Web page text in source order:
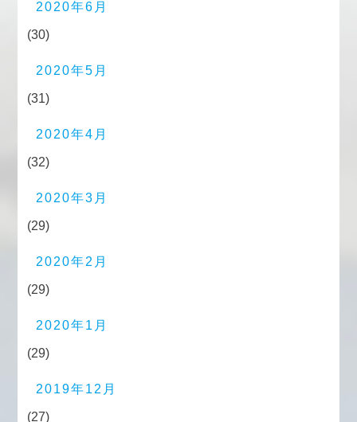
2020年6月
(30)
2020年5月
(31)
2020年4月
(32)
2020年3月
(29)
2020年2月
(29)
2020年1月
(29)
2019年12月
(27)